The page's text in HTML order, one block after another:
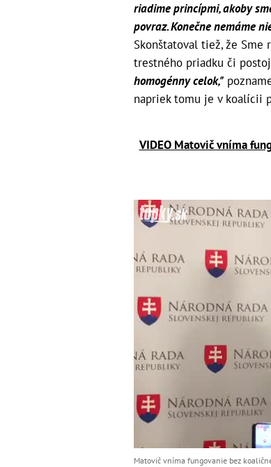
riadime princípmi, akoby
povraz. Konečne nemáme
Skonštatoval tiež, že Sme
trestného priadku či
homogénny celok,"
napriek tomu je v koalícii
VIDEO Matovič vníma
Matovič vníma fungovanie bez